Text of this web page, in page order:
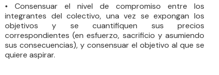
• Consensuar el nivel de compromiso entre los
integrantes del colectivo, una vez se expongan los
objetivos y se cuantifiquen sus precios
correspondientes (en esfuerzo, sacrificio y asumiendo
sus consecuencias), y consensuar el objetivo al que se
quiere aspirar.